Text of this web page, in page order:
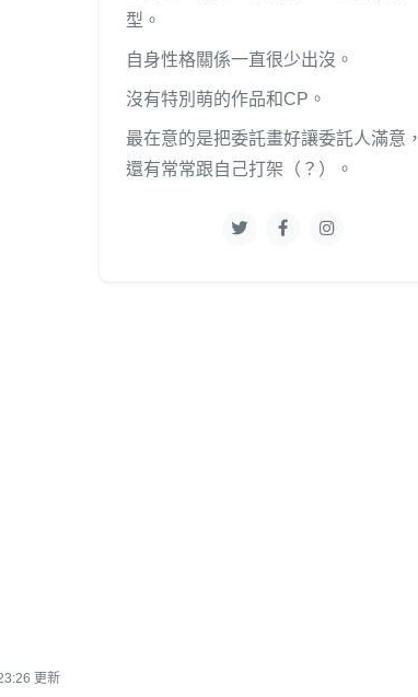
更新
型。
自身性格關係一直很少出沒。
沒有特別萌的作品和CP。
最在意的是把委託畫好讓委託人滿意，
還有常常跟自己打架（？）。